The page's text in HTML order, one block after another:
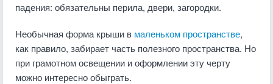
падения: обязательны перила, двери, загородки.
Необычная форма крыши в маленьком пространстве,
как правило, забирает часть полезного пространства. Но
при грамотном освещении и оформлении эту черту
можно интересно обыграть.